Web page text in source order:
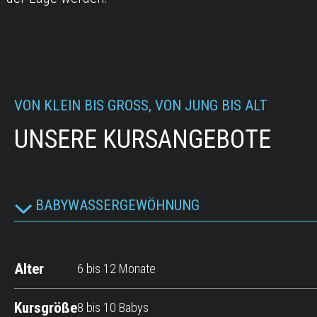
VON KLEIN BIS GROSS, VON JUNG BIS ALT
UNSERE KURSANGEBOTE
BABYWASSERGEWÖHNUNG
Alter 6 bis 12 Monate
Kursgröße8 bis 10 Babys